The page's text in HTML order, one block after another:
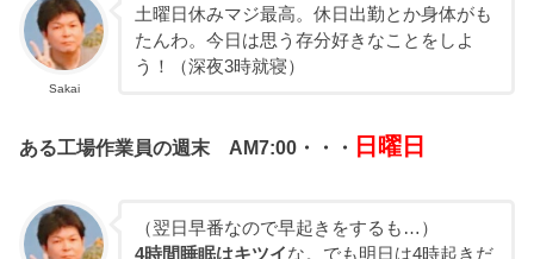
Sakai
土曜日休みマジ最高。休日出勤とか身体がも
たんわ。今日は思う存分好きなことをしよ
う！（深夜3時就寝）
ある工場作業員の週末 AM7:00・・・ 日曜日
（翌日早番なので早起きをするも…）
4時間睡眠はキツイな。でも明日は4時起きだ